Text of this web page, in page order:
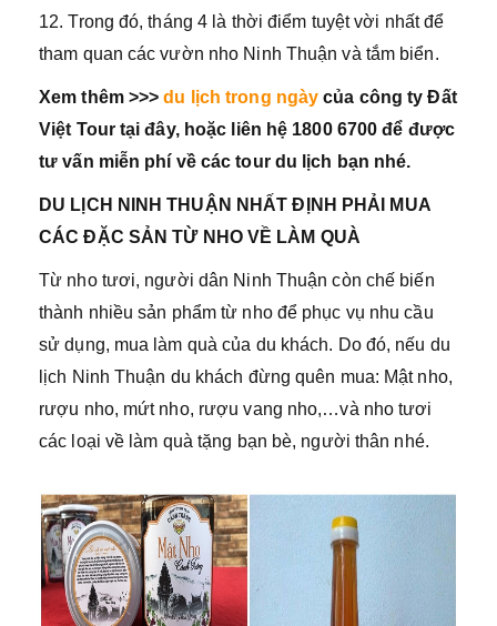
12. Trong đó, tháng 4 là thời điểm tuyệt vời nhất để
tham quan các vườn nho Ninh Thuận và tắm biển.
Xem thêm >>>du lịch trong ngày của công ty Đất
Việt Tour tại đây, hoặc liên hệ 1800 6700 để được
tư vấn miễn phí về các tour du lịch bạn nhé.
DU LỊCH NINH THUẬN NHẤT ĐỊNH PHẢI MUA
CÁC ĐẶC SẢN TỪ NHO VỀ LÀM QUÀ
Từ nho tươi, người dân Ninh Thuận còn chế biến
thành nhiều sản phẩm từ nho để phục vụ nhu cầu
sử dụng, mua làm quà của du khách. Do đó, nếu du
lịch Ninh Thuận du khách đừng quên mua: Mật nho,
rượu nho, mứt nho, rượu vang nho,…và nho tươi
các loại về làm quà tặng bạn bè, người thân nhé.